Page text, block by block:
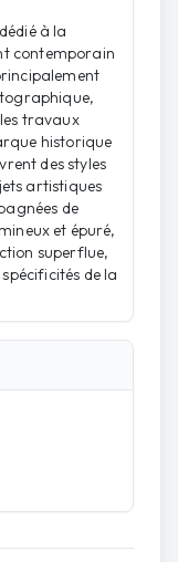
à la
contemporain
travaux
historique
des styles
artistiques
de
et épuré,
superflue,
de la